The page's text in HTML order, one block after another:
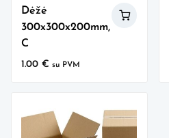
Dėžė
300x300x200mm,
C
1.00€ su PVM